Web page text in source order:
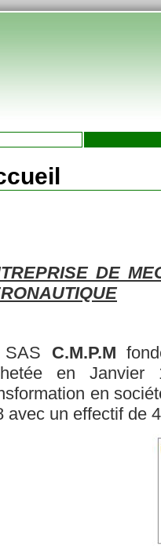
DE
C.M.P.M
en
en
avec un effectif de